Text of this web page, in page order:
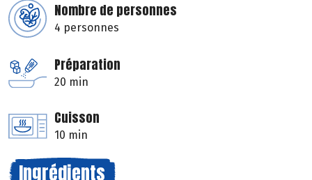
Nombre de personnes
4 personnes
Préparation
20 min
Cuisson
10 min
Ingrédients